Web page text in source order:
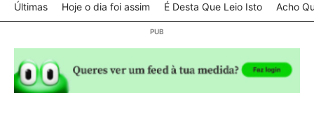
Últimas Hoje o dia foi assim É Desta Que Leio Isto Acho